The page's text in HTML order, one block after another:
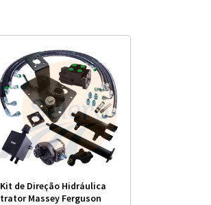
Kit de Direção Hidráulica
trator Massey Ferguson